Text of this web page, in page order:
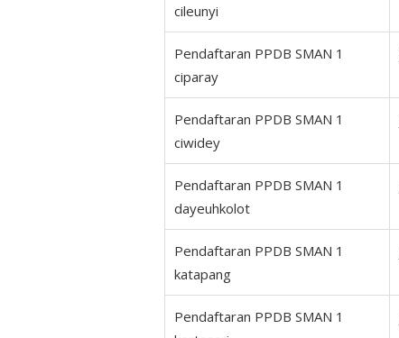
cileunyi
Pendaftaran PPDB SMAN 1
ciparay
Pendaftaran PPDB SMAN 1
ciwidey
Pendaftaran PPDB SMAN 1
dayeuhkolot
Pendaftaran PPDB SMAN 1
katapang
Pendaftaran PPDB SMAN 1